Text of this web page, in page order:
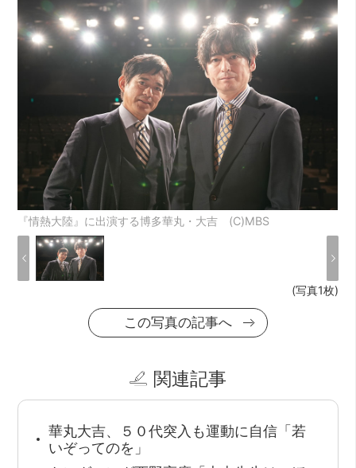
『情熱大陸』に出演する博多華丸・大吉 (C)MBS
(写真1枚)
この写真の記事へ
関連記事
華丸大吉、５０代突入も運動に自信「若
いぞってのを」